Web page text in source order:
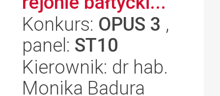
Konkurs: OPUS 3 ,
panel: ST10
Kierownik: dr hab.
Monika Badura